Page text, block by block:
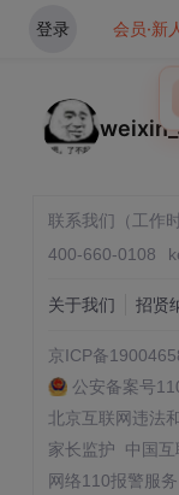
登录 会员·新
联系我们（工作
400-660-0108
关于我们 招贤
京ICP备
公安备案号
北京互联网违法
家长监护
中国
网络110报警服务